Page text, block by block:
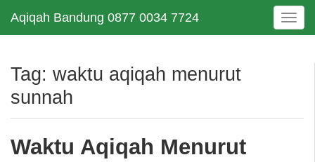
Aqiqah Bandung 0877 0034 7724
T
o
Tag: waktu aqiqah menurut
sunnah
Waktu Aqiqah Menurut